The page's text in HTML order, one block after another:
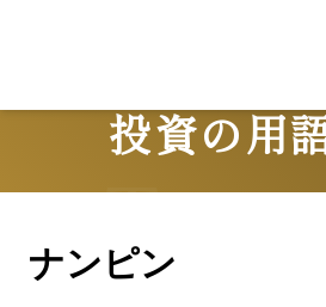
投資の用
ナンピン